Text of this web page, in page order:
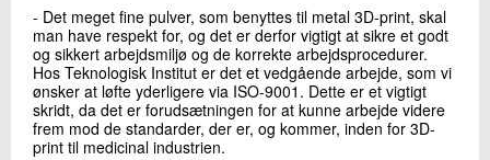
- Det meget fine pulver, som benyttes til metal 3D-print, skal
man have respekt for, og det er derfor vigtigt at sikre et godt
og sikkert arbejdsmiljø og de korrekte arbejdsprocedurer.
Hos Teknologisk Institut er det et vedgående arbejde, som vi
ønsker at løfte yderligere via ISO-9001. Dette er et vigtigt
skridt, da det er forudsætningen for at kunne arbejde videre
frem mod de standarder, der er, og kommer, inden for 3D-
print til medicinal industrien.